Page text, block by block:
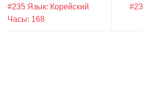
#235 Язык: Корейский
Часы: 168